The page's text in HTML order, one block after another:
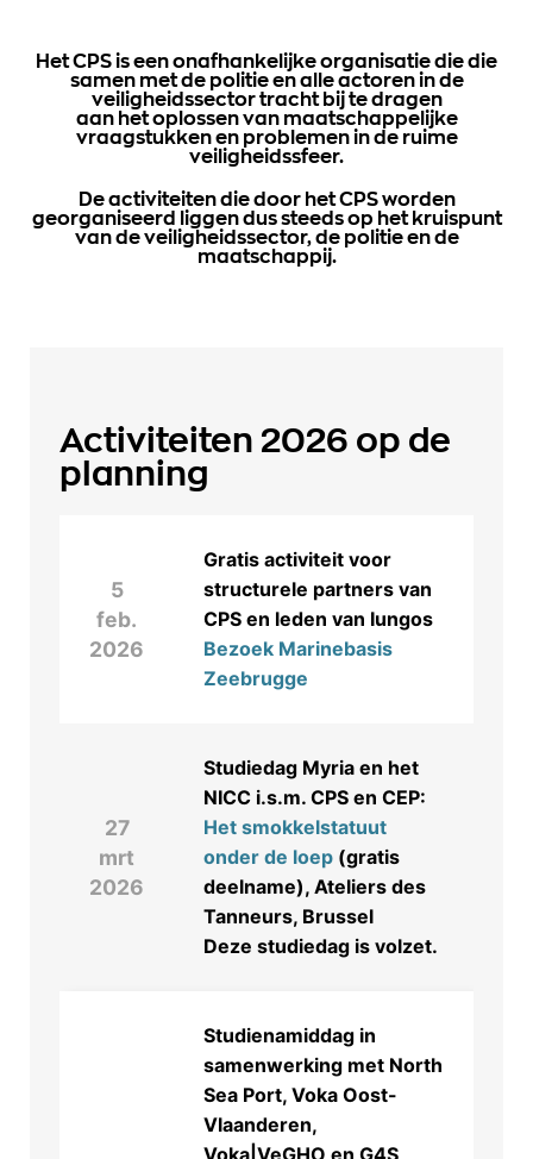
Het CPS is een onafhankelijke organisatie die die
samen met de politie en alle actoren in de
veiligheidssector tracht bij te dragen
aan het oplossen van maatschappelijke
vraagstukken en problemen in de ruime
veiligheidssfeer.
De activiteiten die door het CPS worden
georganiseerd liggen dus steeds op het kruispunt
van de veiligheidssector, de politie en de
maatschappij.
Activiteiten 2026 op de
planning
5
feb.
2026
Gratis activiteit voor
structurele partners van
CPS en leden van Iungos
Bezoek Marinebasis
Zeebrugge
27
mrt
2026
Studiedag Myria en het
NICC i.s.m. CPS en CEP:
Het smokkelstatuut
onder de loep (gratis
deelname), Ateliers des
Tanneurs, Brussel
Deze studiedag is volzet.
Studienamiddag in
samenwerking met North
Sea Port, Voka Oost-
Vlaanderen,
Voka|VeGHO en G4S